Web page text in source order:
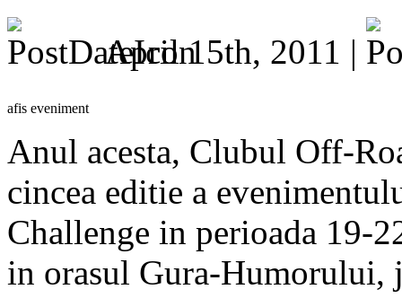
April 15th, 2011 |
afis eveniment
Anul acesta, Clubul Off-
cincea editie a
Challenge in perioada 19-
in orasul Gura-Humorului,